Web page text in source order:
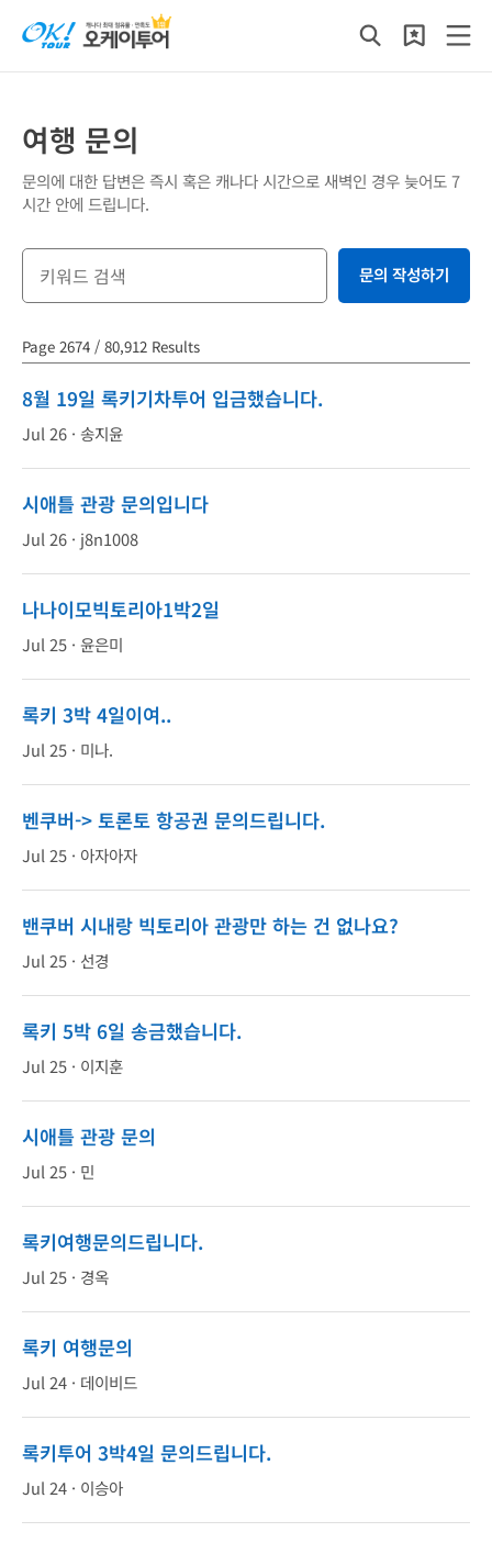
여행 문의
문의에 대한 답변은 즉시 혹은 캐나다 시간으로 새벽인 경우 늦어도 7
시간 안에 드립니다.
문의 작성하기
Page 2674 / 80,912 Results
8월 19일 록키기차투어 입금했습니다.
Jul 26 · 송지윤
시애틀 관광 문의입니다
Jul 26 · j8n1008
나나이모빅토리아1박2일
Jul 25 · 윤은미
록키 3박 4일이여..
Jul 25 · 미나.
벤쿠버-> 토론토 항공권 문의드립니다.
Jul 25 · 아자아자
밴쿠버 시내랑 빅토리아 관광만 하는 건 없나요?
Jul 25 · 선경
록키 5박 6일 송금했습니다.
Jul 25 · 이지훈
시애틀 관광 문의
Jul 25 · 민
록키여행문의드립니다.
Jul 25 · 경옥
록키 여행문의
Jul 24 · 데이비드
록키투어 3박4일 문의드립니다.
Jul 24 · 이승아